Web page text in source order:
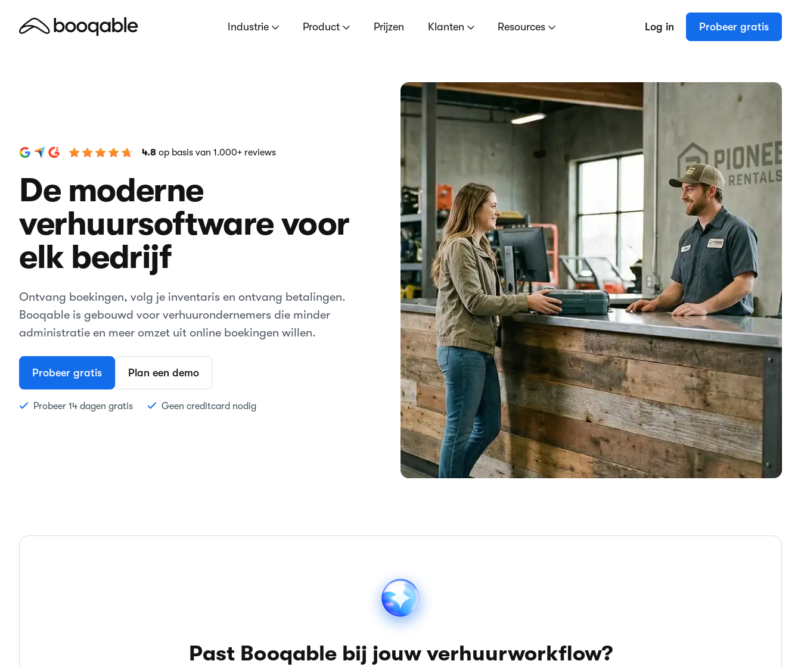
Industrie Product Prijzen Klanten Resources Log in Probeer gratis
4.8 op basis van 1.000+ reviews
De moderne
verhuursoftware voor
elk bedrijf
Ontvang boekingen, volg je inventaris en ontvang betalingen.
Booqable is gebouwd voor verhuurondernemers die minder
administratie en meer omzet uit online boekingen willen.
Probeer gratis Plan een demo
Probeer 14 dagen gratis Geen creditcard nodig
Past Booqable bij jouw verhuurworkflow?